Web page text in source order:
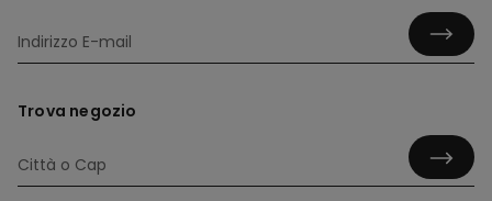
Trova negozio